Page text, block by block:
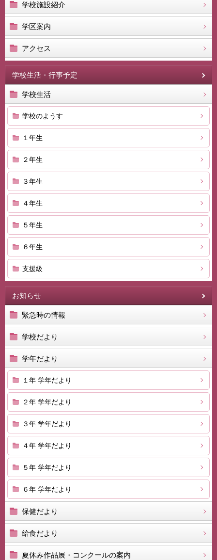
学校施設紹介
学区案内
アクセス
学校生活・行事予定
学校生活
学校のようす
１年生
２年生
３年生
４年生
５年生
６年生
支援級
お知らせ
緊急時の情報
学校だより
学年だより
１年 学年だより
２年 学年だより
３年 学年だより
４年 学年だより
５年 学年だより
６年 学年だより
保健だより
給食だより
夏休み作品展・コンクールの案内